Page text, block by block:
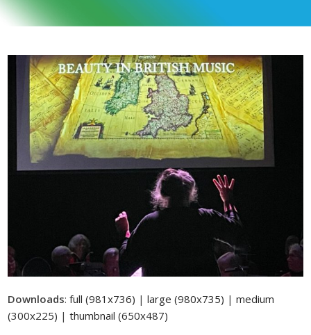
Downloads:full (981x736) |large (980x735) |medium
(300x225) |thumbnail (650x487)